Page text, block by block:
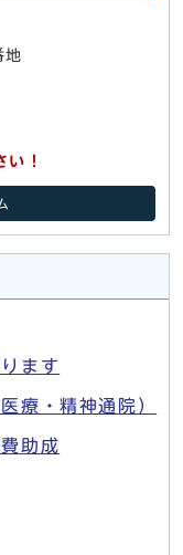
地
！
ます
療・精神通院）
助成